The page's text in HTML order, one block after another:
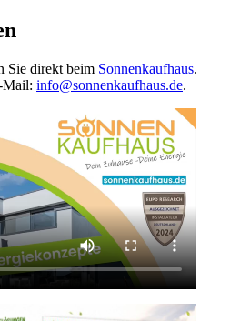
Sie direkt beim Sonnenkaufhaus.
Mail: info@sonnenkaufhaus.de.